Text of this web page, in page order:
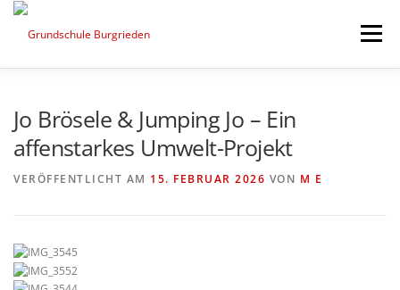
Zum Inhalt springen
Menü
Jo Brösele & Jumping Jo – Ein
affenstarkes Umwelt-Projekt
VERÖFFENTLICHT AM 15. FEBRUAR 2026 VON M E